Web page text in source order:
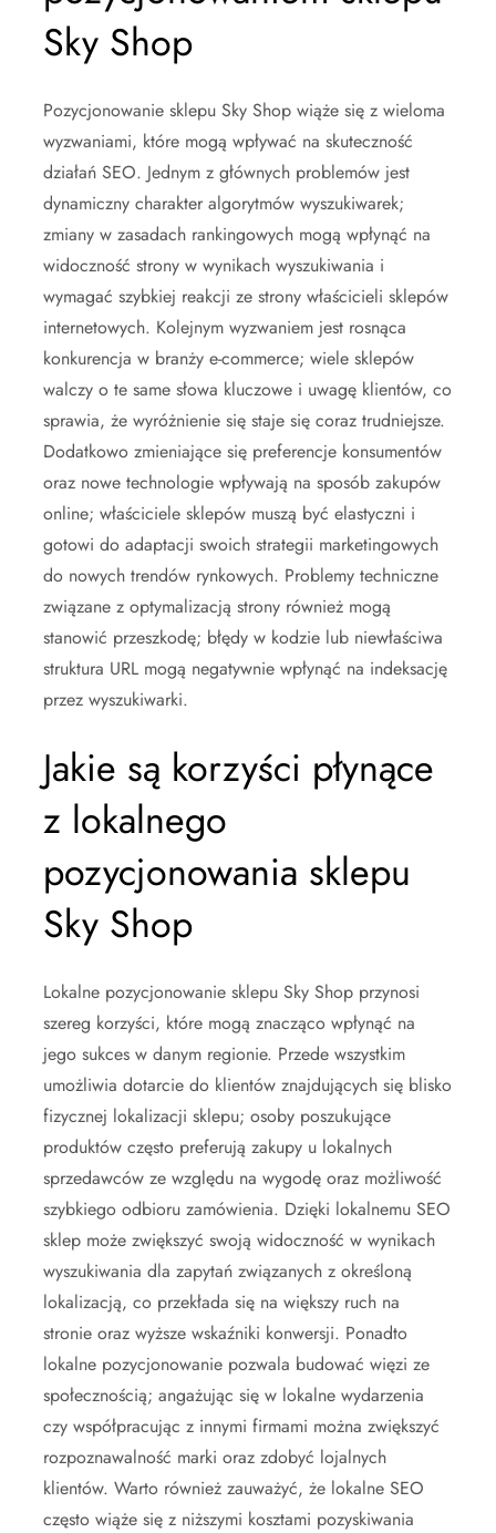
Sky Shop
Pozycjonowanie sklepu Sky Shop wiąże się z wieloma
wyzwaniami, które mogą wpływać na skuteczność
działań SEO. Jednym z głównych problemów jest
dynamiczny charakter algorytmów wyszukiwarek;
zmiany w zasadach rankingowych mogą wpłynąć na
widoczność strony w wynikach wyszukiwania i
wymagać szybkiej reakcji ze strony właścicieli sklepów
internetowych. Kolejnym wyzwaniem jest rosnąca
konkurencja w branży e-commerce; wiele sklepów
walczy o te same słowa kluczowe i uwagę klientów, co
sprawia, że wyróżnienie się staje się coraz trudniejsze.
Dodatkowo zmieniające się preferencje konsumentów
oraz nowe technologie wpływają na sposób zakupów
online; właściciele sklepów muszą być elastyczni i
gotowi do adaptacji swoich strategii marketingowych
do nowych trendów rynkowych. Problemy techniczne
związane z optymalizacją strony również mogą
stanowić przeszkodę; błędy w kodzie lub niewłaściwa
struktura URL mogą negatywnie wpłynąć na indeksację
przez wyszukiwarki.
Jakie są korzyści płynące
z lokalnego
pozycjonowania sklepu
Sky Shop
Lokalne pozycjonowanie sklepu Sky Shop przynosi
szereg korzyści, które mogą znacząco wpłynąć na
jego sukces w danym regionie. Przede wszystkim
umożliwia dotarcie do klientów znajdujących się blisko
fizycznej lokalizacji sklepu; osoby poszukujące
produktów często preferują zakupy u lokalnych
sprzedawców ze względu na wygodę oraz możliwość
szybkiego odbioru zamówienia. Dzięki lokalnemu SEO
sklep może zwiększyć swoją widoczność w wynikach
wyszukiwania dla zapytań związanych z określoną
lokalizacją, co przekłada się na większy ruch na
stronie oraz wyższe wskaźniki konwersji. Ponadto
lokalne pozycjonowanie pozwala budować więzi ze
społecznością; angażując się w lokalne wydarzenia
czy współpracując z innymi firmami można zwiększyć
rozpoznawalność marki oraz zdobyć lojalnych
klientów. Warto również zauważyć, że lokalne SEO
często wiąże się z niższymi kosztami pozyskiwania